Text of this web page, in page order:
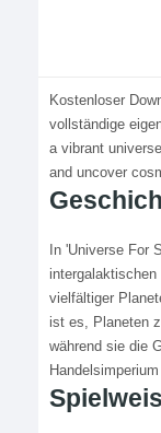
Kostenloser
vollständige
a vibrant
and uncover
In 'Universe For
vielfältiger
ist es, Planeten
während sie die